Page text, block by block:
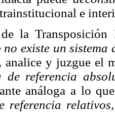
e
la
no existe un
analice y juzgue el
de referencia
análoga a lo
referencia relativos,